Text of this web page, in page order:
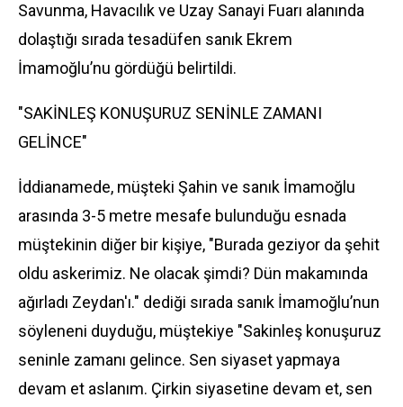
Savunma, Havacılık ve Uzay Sanayi Fuarı alanında
dolaştığı sırada tesadüfen sanık Ekrem
İmamoğlu’nu gördüğü belirtildi.
"SAKİNLEŞ KONUŞURUZ SENİNLE ZAMANI
GELİNCE"
İddianamede, müşteki Şahin ve sanık İmamoğlu
arasında 3-5 metre mesafe bulunduğu esnada
müştekinin diğer bir kişiye, "Burada geziyor da şehit
oldu askerimiz. Ne olacak şimdi? Dün makamında
ağırladı Zeydan'ı." dediği sırada sanık İmamoğlu’nun
söyleneni duyduğu, müştekiye "Sakinleş konuşuruz
seninle zamanı gelince. Sen siyaset yapmaya
devam et aslanım. Çirkin siyasetine devam et, sen